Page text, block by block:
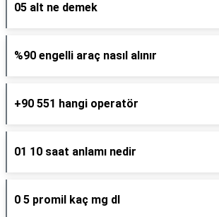
05 alt ne demek
%90 engelli araç nasıl alınır
+90 551 hangi operatör
01 10 saat anlamı nedir
0 5 promil kaç mg dl